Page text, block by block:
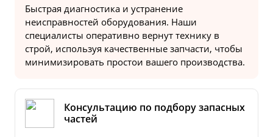
Быстрая диагностика и устранение
неисправностей оборудования. Наши
специалисты оперативно вернут технику в
строй, используя качественные запчасти, чтобы
минимизировать простои вашего производства.
Консультацию по подбору запасных
частей